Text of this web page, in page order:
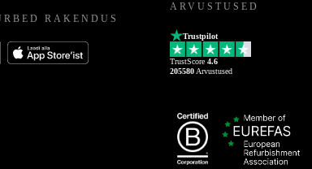
RAKENDUS
ARVUSTUSED
Trustpilot
TrustScore 4.6
205580 Arvustused